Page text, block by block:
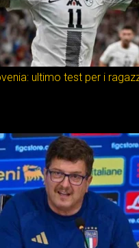
ultimo test per i